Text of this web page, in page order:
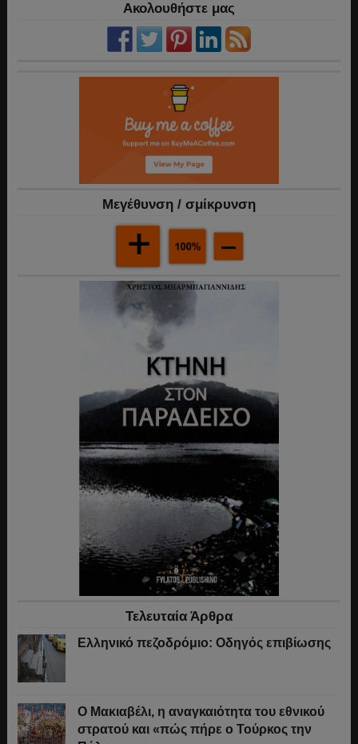
Ακολουθήστε μας
Mεγέθυνση / σμίκρυνση
Τελευταία Άρθρα
Ελληνικό πεζοδρόμιο: Οδηγός επιβίωσης
Ο Μακιαβέλι, η αναγκαιότητα του εθνικού
στρατού και «πώς πήρε ο Τούρκος την